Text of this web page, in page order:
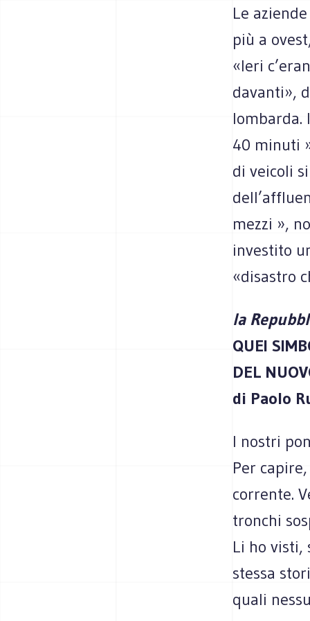
Le
più a
«Ieri
davanti»,
lombarda.
40 minuti
di veicoli
mezzi »,
investito
«disastro
la
QUEI
DEL
di Paolo
I nostri
Per
corrente.
tronchi
Li ho visti,
stessa
quali